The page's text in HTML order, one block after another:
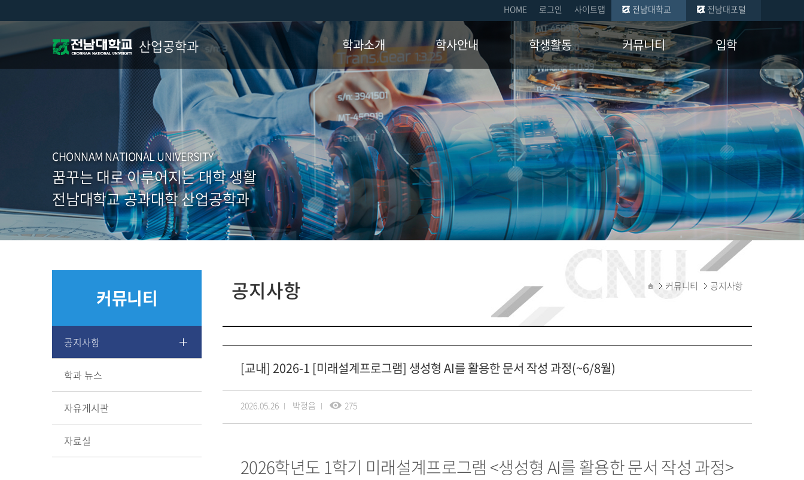
HOME 로그인 사이트맵 전남대학교 전남대포털
산업공학과 학과소개
학과소개
인사말
연혁
교수진
오시는길
학사안내
교육과정
졸업요건
장학제도
학사일정
학생활동
취업현황
장학금 수혜현황
국제교류 현황
자격증 멘토
학생회
소모임
커뮤니티
공지사항
학과 뉴스
자유게시판
자료실
입학
학부
일반대학원
산업대학원
CHONNAM NATIONAL UNIVERSITY
꿈꾸는 대로 이루어지는 대학 생활
전남대학교 공과대학 산업공학과
커뮤니티
공지사항
학과 뉴스
자유게시판
자료실
커뮤니티 공지사항
공지사항
[교내] 2026-1 [미래설계프로그램] 생성형 AI를 활용한 문서 작성 과정(~6/8월)
2026.05.26 박정음 275
2026학년도 1학기 미래설계프로그램 <생성형 AI를 활용한 문서 작성 과정>